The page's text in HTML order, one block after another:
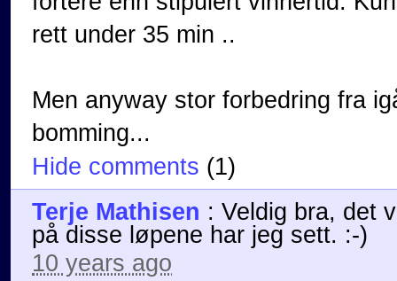
rett under 35 min ..
Men anyway stor forbedring fra
bomming...
Hide comments (1)
Terje Mathisen : Veldig bra, det
på disse løpene har jeg sett. :-)
10 years ago